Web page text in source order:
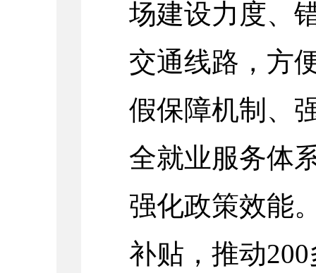
场建设力度、
交通线路，方
假保障机制、
全就业服务体
强化政策效能
补贴，推动